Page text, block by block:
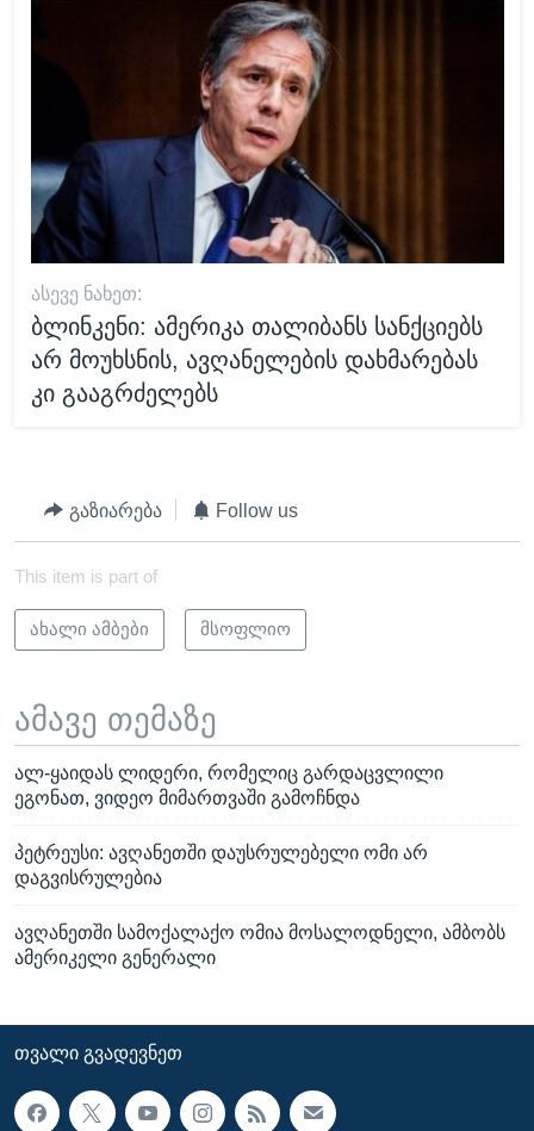
ᲐᲡᲔᲕᲔ ᲜᲐᲮᲔᲗ:
ბლინკენი: ამერიკა თალიბანს სანქციებს
არ მოუხსნის, ავღანელების დახმარებას
კი გააგრძელებს
გაზიარება Follow us
This item is part of
ახალი ამბები მსოფლიო
ამავე თემაზე
ალ-ყაიდას ლიდერი, რომელიც გარდაცვლილი
ეგონათ, ვიდეო მიმართვაში გამოჩნდა
პეტრეუსი: ავღანეთში დაუსრულებელი ომი არ
დაგვისრულებია
ავღანეთში სამოქალაქო ომია მოსალოდნელი, ამბობს
ამერიკელი გენერალი
ᲗᲕᲐᲚᲘ ᲒᲕᲐᲓᲔᲕᲜᲔᲗ